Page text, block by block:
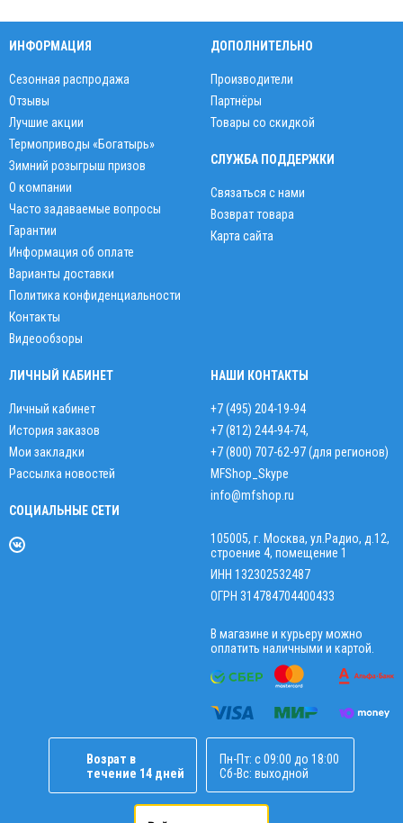
ИНФОРМАЦИЯ
Сезонная распродажа
Отзывы
Лучшие акции
Термоприводы «Богатырь»
Зимний розыгрыш призов
О компании
Часто задаваемые вопросы
Гарантии
Информация об оплате
Варианты доставки
Политика конфиденциальности
Контакты
Видеообзоры
ДОПОЛНИТЕЛЬНО
Производители
Партнёры
Товары со скидкой
СЛУЖБА ПОДДЕРЖКИ
Связаться с нами
Возврат товара
Карта сайта
ЛИЧНЫЙ КАБИНЕТ
Личный кабинет
История заказов
Мои закладки
Рассылка новостей
СОЦИАЛЬНЫЕ СЕТИ
НАШИ КОНТАКТЫ
+7 (495) 204-19-94
+7 (812) 244-94-74,
+7 (800) 707-62-97 (для регионов)
MFShop_Skype
info@mfshop.ru
105005, г. Москва, ул.Радио, д.12,
строение 4, помещение 1
ИНН 132302532487
ОГРН 314784704400433
В магазине и курьеру можно
оплатить наличными и картой.
Возрат в
течение 14 дней
Пн-Пт: с 09:00 до 18:00
Сб-Вс: выходной